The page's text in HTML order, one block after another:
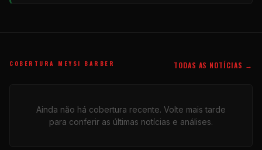
COBERTURA MEYSI BARBER TODAS AS NOTÍCIAS →
Ainda não há cobertura recente. Volte mais tarde
para conferir as últimas notícias e análises.